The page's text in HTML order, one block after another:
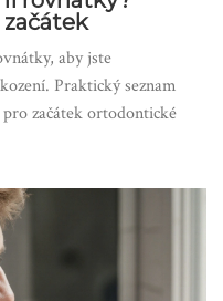
aby jste
Praktický seznam
pro začátek ortodontické